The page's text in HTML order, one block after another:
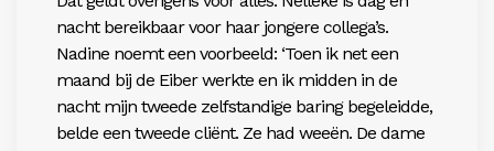
nacht bereikbaar voor haar jongere collega’s.
Nadine noemt een voorbeeld: ‘Toen ik net een
maand bij de Eiber werkte en ik midden in de
nacht mijn tweede zelfstandige baring begeleidde,
belde een tweede cliënt. Ze had weeën. De dame